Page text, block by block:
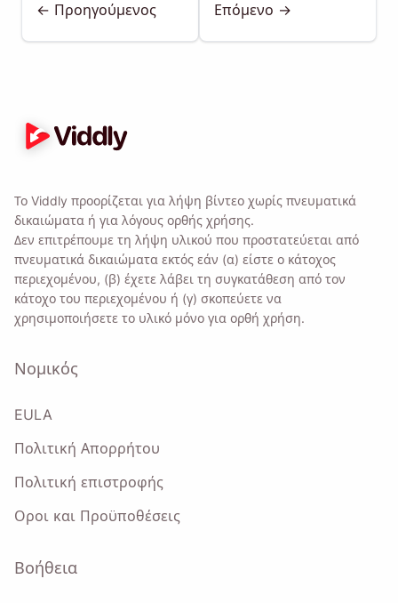
προγραμματισμού
<- Προηγούμενος Επόμενο ->
Το Viddly προορίζεται για λήψη βίντεο χωρίς πνευματικά
δικαιώματα ή για λόγους ορθής χρήσης.
Δεν επιτρέπουμε τη λήψη υλικού που προστατεύεται από
πνευματικά δικαιώματα εκτός εάν (α) είστε ο κάτοχος
περιεχομένου, (β) έχετε λάβει τη συγκατάθεση από τον
κάτοχο του περιεχομένου ή (γ) σκοπεύετε να
χρησιμοποιήσετε το υλικό μόνο για ορθή χρήση.
Νομικός
EULA
Πολιτική Απορρήτου
Πολιτική επιστροφής
Οροι και Προϋποθέσεις
Βοήθεια